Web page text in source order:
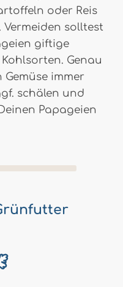
oder Reis
solltest
giftige
Genau
immer
schälen und
Papageien